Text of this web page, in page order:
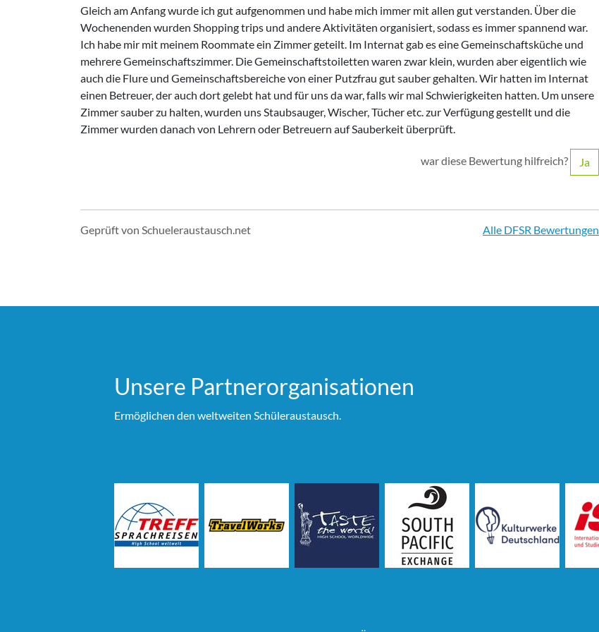
Gleich am Anfang wurde ich gut aufgenommen und habe mich immer mit allen gut verstanden. Über die
Wochenenden wurden Shopping trips und andere Aktivitäten organisiert, sodass es immer spannend war.
Ich habe mir mit meinem Roommate ein Zimmer geteilt. Im Internat gab es eine Gemeinschaftsküche und
mehrere Gemeinschaftszimmer. Die Gemeinschaftstoiletten waren zwar klein, wurden aber eigentlich wie
auch die Flure und Gemeinschaftsbereiche von einer Putzfrau gut sauber gehalten. Wir hatten im Internat
einen Betreuer, der auch dort gelebt hat und für uns da war, falls wir mal Schwierigkeiten hatten. Um unsere
Zimmer sauber zu halten, wurden uns Staubsauger, Wischer, Tücher etc. zur Verfügung gestellt und die
Zimmer wurden danach von Lehrern oder Betreuern auf Sauberkeit überprüft.
war diese Bewertung hilfreich? Ja
Geprüft von Schueleraustausch.net Alle DFSR Bewertungen
Unsere Partner­organi­sationen
Ermöglichen den weltweiten Schüleraustausch.